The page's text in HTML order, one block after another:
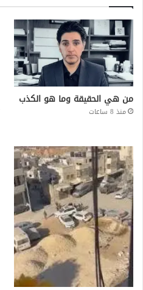
من هي الحقيقة وما هو الكذب
منذ 8 ساعات